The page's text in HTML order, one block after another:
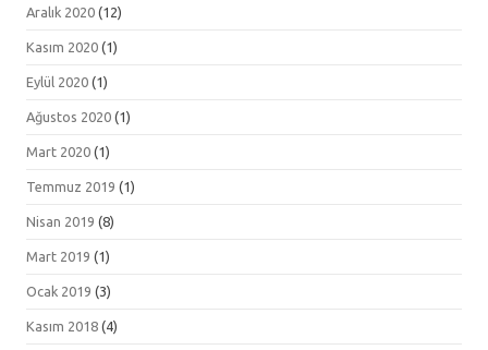
Aralık 2020 (12)
Kasım 2020 (1)
Eylül 2020 (1)
Ağustos 2020 (1)
Mart 2020 (1)
Temmuz 2019 (1)
Nisan 2019 (8)
Mart 2019 (1)
Ocak 2019 (3)
Kasım 2018 (4)